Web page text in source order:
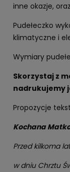
inne okazje,
Pudełeczko
klimatyczne i
Wymiary
Skorzystaj z
nadrukujemy
Propozycje
Kochana
Przed kilkoma
w dniu Chrztu